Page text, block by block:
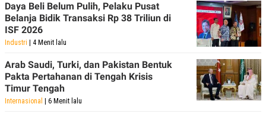
Daya Beli Belum Pulih, Pelaku Pusat
Belanja Bidik Transaksi Rp 38 Triliun di
ISF 2026
Industri | 4 Menit lalu
Arab Saudi, Turki, dan Pakistan Bentuk
Pakta Pertahanan di Tengah Krisis
Timur Tengah
Internasional | 6 Menit lalu